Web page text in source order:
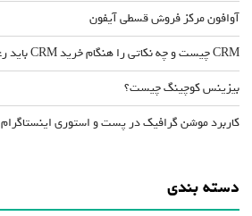
آوافون مرکز فروش قسطی آیفون
CRM چیست و چه نکاتی را هنگام خرید CRM باید رعایت کرد؟
بیزینس کوچینگ چیست؟
کاربرد موشن گرافیک در پست و استوری اینستاگرام
دسته بندی